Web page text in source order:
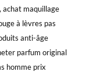
achat maquillage
à lèvres pas
anti-âge
parfum original
homme prix